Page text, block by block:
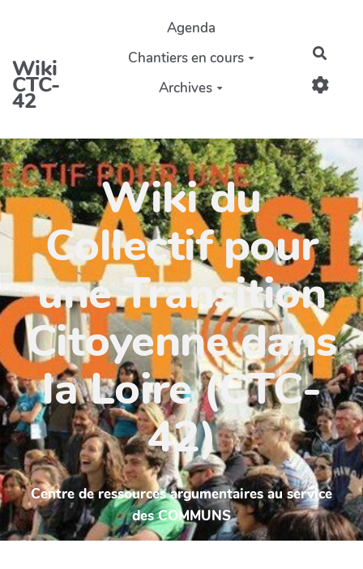
Aller au contenu principal
Wiki
CTC-
42
Agenda
Chantiers en cours
Archives
Wiki du
Collectif pour
une Transition
Citoyenne dans
la Loire (CTC-
42)
Centre de ressources argumentaires au service
des COMMUNS